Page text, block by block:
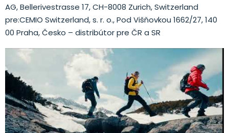
AG, Bellerivestrasse 17, CH-8008 Zurich, Switzerland
pre:CEMIO Switzerland, s. r. o., Pod Višňovkou 1662/27, 140
00 Praha, Česko – distribútor pre ČR a SR